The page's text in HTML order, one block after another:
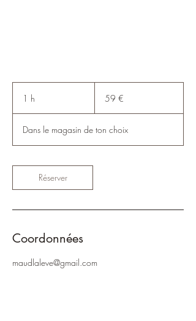
1 h 59 €
Dans le magasin de ton choix
Réserver
Coordonnées
maudlaleve@gmail.com